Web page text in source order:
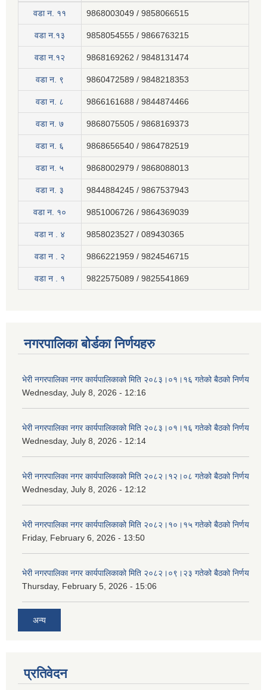
वडा न‍. ११ 9868003049 / 9858066515
वडा न.१३ 9858054555 / 9866763215
वडा न.१२ 9868169262 / 9848131474
वडा न. ९ 9860472589 / 9848218353
वडा न. ८ 9866161688 / 9844874466
वडा न. ७ 9868075505 / 9868169373
वडा न. ६ 9868656540 / 9864782519
वडा न. ५ 9868002979 / 9868088013
वडा न. ३ 9844884245 / 9867537943
वडा न. १० 9851006726 / 9864369039
वडा न . ४ 9858023527 / 089430365
वडा न . २ 9866221959 / 9824546715
वडा न . १ 9822575089 / 9825541869
नगरपालिका बोर्डका निर्णयहरु
भेरी नगरपालिका नगर कार्यपालिकाको मिति २०८३।०१।१६ गतेको बैठको निर्णय
Wednesday, July 8, 2026 - 12:16
भेरी नगरपालिका नगर कार्यपालिकाको मिति २०८३।०१।१६ गतेको बैठको निर्णय
Wednesday, July 8, 2026 - 12:14
भेरी नगरपालिका नगर कार्यपालिकाको मिति २०८२।१२।०८ गतेको बैठको निर्णय
Wednesday, July 8, 2026 - 12:12
भेरी नगरपालिका नगर कार्यपालिकाको मिति २०८२।१०।१५ गतेको बैठको निर्णय
Friday, February 6, 2026 - 13:50
भेरी नगरपालिका नगर कार्यपालिकाको मिति २०८२।०९।२३ गतेको बैठको निर्णय
Thursday, February 5, 2026 - 15:06
अन्य
प्रतिवेदन